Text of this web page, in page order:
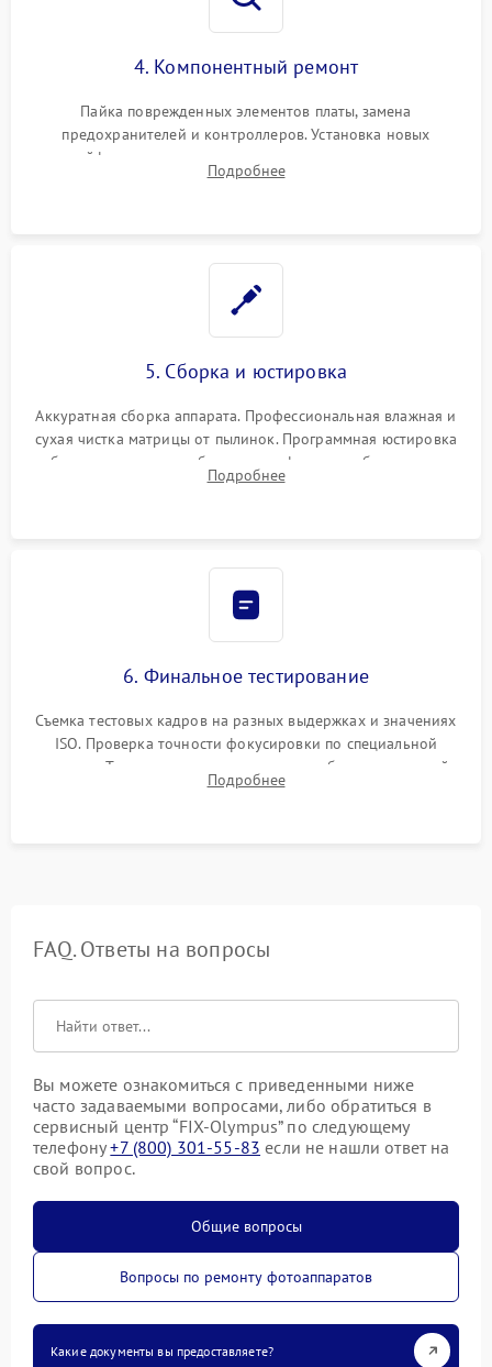
4. Компонентный ремонт
Пайка поврежденных элементов платы, замена
предохранителей и контроллеров. Установка новых
шлейфов, дисплея, механизма затвора или двигателя
автофокуса. Восстановление геометрии тубуса объектива
Подробнее
5. Сборка и юстировка
Аккуратная сборка аппарата. Профессиональная влажная и
сухая чистка матрицы от пылинок. Программная юстировка
рабочего отрезка, калибровка автофокуса, стабилизатора и
экспозамера с помощью сервисного ПО.
Подробнее
6. Финальное тестирование
Съемка тестовых кадров на разных выдержках и значениях
ISO. Проверка точности фокусировки по специальной
мишени. Тест записи на карту памяти, работы встроенной
вспышки, микрофона и всех кнопок управления.
Подробнее
FAQ. Ответы на вопросы
Вы можете ознакомиться с приведенными ниже
часто задаваемыми вопросами, либо обратиться в
сервисный центр “FIX-Olympus” по следующему
телефону+7 (800) 301-55-83 если не нашли ответ на
свой вопрос.
Общие вопросы
Вопросы по ремонту фотоаппаратов
Какие документы вы предоставляете?